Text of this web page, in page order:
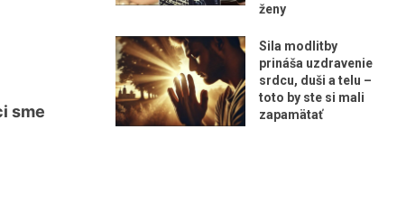
sme
ženy
Sila modlitby
prináša uzdravenie
srdcu, duši a telu –
toto by ste si mali
zapamätať